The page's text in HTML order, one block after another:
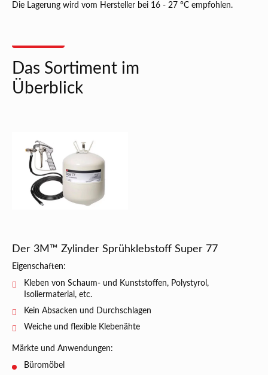
Die Lagerung wird vom Hersteller bei 16 - 27 °C empfohlen.
Das Sortiment im
Überblick
Der 3M™ Zylinder Sprühklebstoff Super 77
Eigenschaften:
Kleben von Schaum- und Kunststoffen, Polystyrol,
Isoliermaterial, etc.
Kein Absacken und Durchschlagen
Weiche und flexible Klebenähte
Märkte und Anwendungen:
Büromöbel